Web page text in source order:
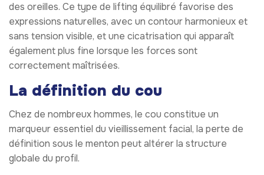
des oreilles. Ce type de lifting équilibré favorise des
expressions naturelles, avec un contour harmonieux et
sans tension visible, et une cicatrisation qui apparaît
également plus fine lorsque les forces sont
correctement maîtrisées.
La définition du cou
Chez de nombreux hommes, le cou constitue un
marqueur essentiel du vieillissement facial, la perte de
définition sous le menton peut altérer la structure
globale du profil.